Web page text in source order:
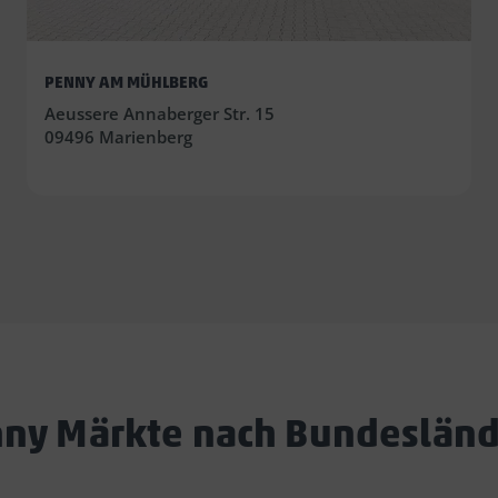
PENNY AM MÜHLBERG
Aeussere Annaberger Str. 15
09496 Marienberg
Märkte nach